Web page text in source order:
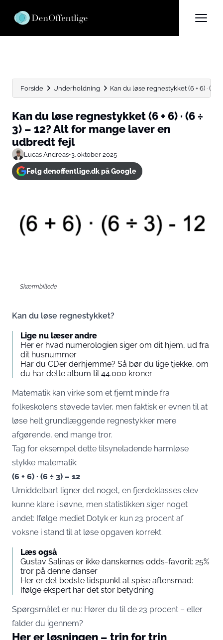
Forside Underholdning Kan du løse regnestykket (6 + 6) · (6 ÷...
Kan du løse regnestykket (6 + 6) · (6 ÷
3) – 12? Alt for mange laver en
udbredt fejl
Lucas Andreas•3. oktober 2025
Følg denoffentlige.dk på Google
Skærmbillede.
Kan du løse regnestykket?
Lige nu læser andre
Her er hvad numerologien siger om dit hjem, ud fra
dit husnummer
Har du CD’er derhjemme? Så bør du lige tjekke, om
du har dette album til 44.000 kroner
Matematik kan virke som et fjernt minde fra
folkeskolens støvede tavler, men faktisk er evnen til at
løse helt grundlæggende regnestykker mere
afgørende, end mange tror.
Tag for eksempel dette tilsyneladende harmløse
stykke matematik:
(6 + 6) · (6 ÷ 3) – 12
Umiddelbart ligner det noget, en fjerdeklasses elev
kunne klare i søvne, men statistikken siger noget
andet: Ifølge mediet Dotyk er kun 23 procent af
voksne i stand til at løse opgaven korrekt.
Læs også
Gustav Salinas er ikke danskernes odds-favorit: 25%
tror på denne danser
Her er det bedste tidspunkt at spise aftensmad:
Ifølge ekspert har det stor betydning
Spørgsmålet er nu: Hører du til de 23 procent – eller
falder du igennem?
Her er løsningen – trin for trin